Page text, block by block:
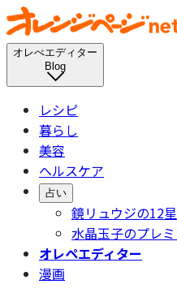
オレぺエディター
Blog
レシピ
暮らし
美容
ヘルスケア
占い
鏡リュウジの12
水晶玉子のプレ
オレペエディター
漫画